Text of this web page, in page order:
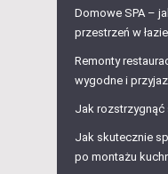
Domowe SPA –
przestrzeń w
Remonty
wygodne i
Jak rozstrzygnąć
Jak skutecznie
po montażu